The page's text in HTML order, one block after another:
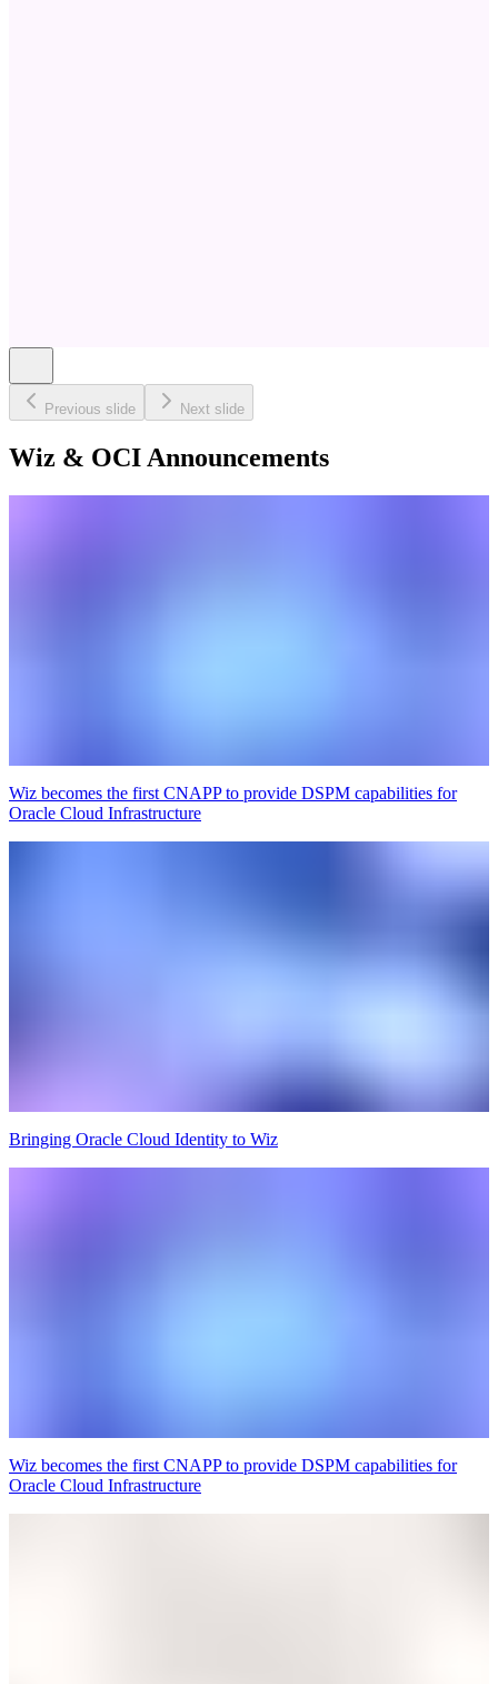
Previous slide Next slide
Wiz & OCI Announcements
Wiz becomes the first CNAPP to provide DSPM capabilities for
Oracle Cloud Infrastructure
Bringing Oracle Cloud Identity to Wiz
Wiz becomes the first CNAPP to provide DSPM capabilities for
Oracle Cloud Infrastructure